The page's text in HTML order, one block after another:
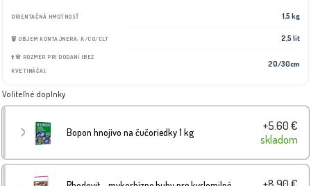
ORIENTAČNÁ HMOTNOSŤ 1,5 kg
🗑️ OBJEM KONTAJNERA: K/CO/CLT 2,5 lit
⬆️🌸 ROZMER PRI DODANÍ (BEZ
KVETINÁČA):
20/30cm
Voliteľné doplnky
Bopon hnojivo na čučoriedky 1 kg
+5.60 €
skladom